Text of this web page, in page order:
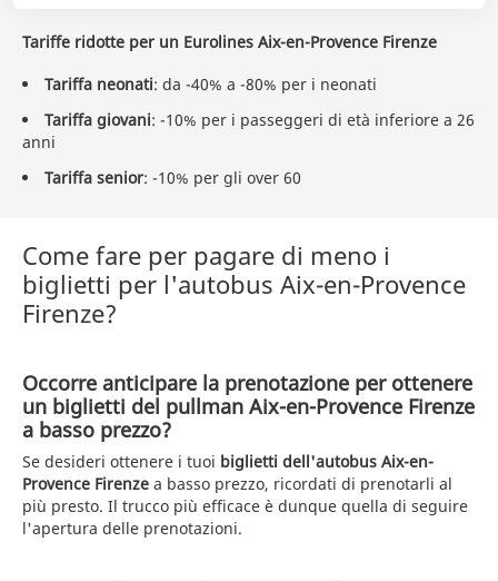
Tariffe ridotte per un Eurolines Aix-en-Provence Firenze
Tariffa neonati: da -40% a -80% per i neonati
Tariffa giovani: -10% per i passeggeri di età inferiore a 26
anni
Tariffa senior: -10% per gli over 60
Come fare per pagare di meno i
biglietti per l'autobus Aix-en-Provence
Firenze?
Occorre anticipare la prenotazione per ottenere
un biglietti del pullman Aix-en-Provence Firenze
a basso prezzo?
Se desideri ottenere i tuoi biglietti dell'autobus Aix-en-
Provence Firenze a basso prezzo, ricordati di prenotarli al
più presto. Il trucco più efficace è dunque quella di seguire
l'apertura delle prenotazioni.